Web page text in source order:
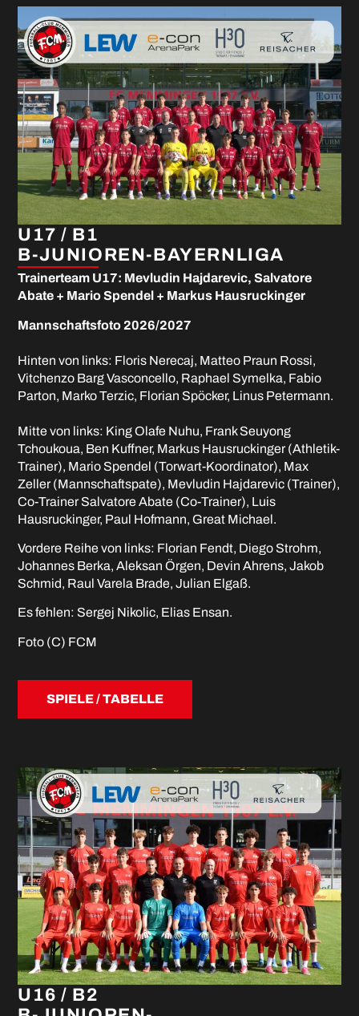
U17 / B1
B-JUNIOREN-BAYERNLIGA
Trainerteam U17: Mevludin Hajdarevic, Salvatore
Abate + Mario Spendel + Markus Hausruckinger
Mannschaftsfoto 2026/2027
Hinten von links: Floris Nerecaj, Matteo Praun Rossi,
Vitchenzo Barg Vasconcello, Raphael Symelka, Fabio
Parton, Marko Terzic, Florian Spöcker, Linus Petermann.
Mitte von links: King Olafe Nuhu, Frank Seuyong
Tchoukoua, Ben Kuffner, Markus Hausruckinger (Athletik-
Trainer), Mario Spendel (Torwart-Koordinator), Max
Zeller (Mannschaftspate), Mevludin Hajdarevic (Trainer),
Co-Trainer Salvatore Abate (Co-Trainer), Luis
Hausruckinger, Paul Hofmann, Great Michael.
Vordere Reihe von links: Florian Fendt, Diego Strohm,
Johannes Berka, Aleksan Örgen, Devin Ahrens, Jakob
Schmid, Raul Varela Brade, Julian Elgaß.
Es fehlen: Sergej Nikolic, Elias Ensan.
Foto (C) FCM
SPIELE / TABELLE
U16 / B2